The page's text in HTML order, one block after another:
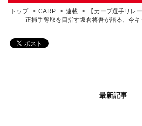
トップ CARP 連載
【カープ選手リレ
正捕手奪取を目指す坂倉将吾が語る、今キ
最新記事